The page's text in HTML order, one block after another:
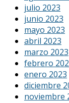
julio 2023
junio 2023
mayo 2023
abril 2023
marzo 2023
febrero
enero 2023
diciembre
noviembre